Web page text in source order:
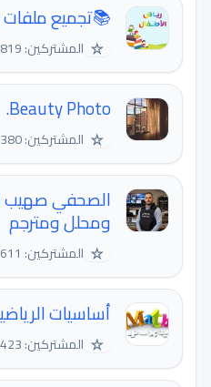
📚تجميع
☆ المشتركين: 5,819
Beauty Photo.
☆ المشتركين: 3,380
الصحفي صهيب
ومحلل ومترجم
☆ المشتركين: 297,611
أساسيات
☆ المشتركين: 423